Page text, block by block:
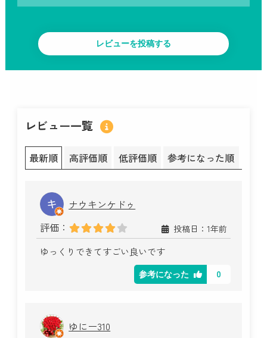
レビュー一覧
最新順 高評価順 低評価順 参考になった順
ナウキンケドゥ
評価：
投稿日：1年前
ゆっくりできてすごい良いです
参考になった 0
ゆにー310